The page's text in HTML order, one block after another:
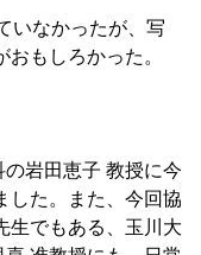
いなかったが、写
もしろかった。
岩田恵子 教授に今
した。また、今回協
生でもある、玉川大